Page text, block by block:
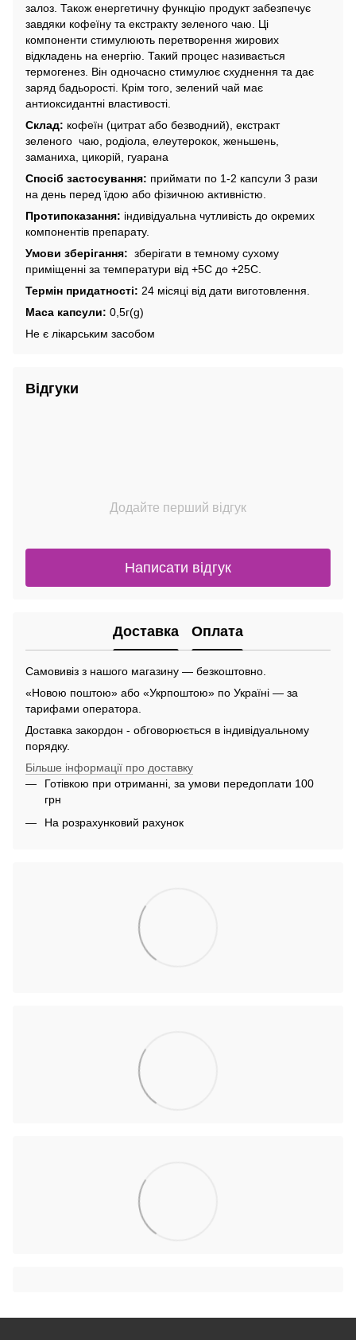
залоз. Також енергетичну функцію продукт забезпечує
завдяки кофеїну та екстракту зеленого чаю. Ці
компоненти стимулюють перетворення жирових
відкладень на енергію. Такий процес називається
термогенез. Він одночасно стимулює схуднення та дає
заряд бадьорості. Крім того, зелений чай має
антиоксидантні властивості.
Склад: кофеїн (цитрат або безводний), екстракт
зеленого чаю, родіола, елеутерокок, женьшень,
заманиха, цикорій, гуарана
Спосіб застосування: приймати по 1-2 капсули 3 рази
на день перед їдою або фізичною активністю.
Протипоказання: індивідуальна чутливість до окремих
компонентів препарату.
Умови зберігання: зберігати в темному сухому
приміщенні за температури від +5С до +25С.
Термін придатності: 24 місяці від дати виготовлення.
Маса капсули: 0,5г(g)
Не є лікарським засобом
Відгуки
Додайте перший відгук
Написати відгук
Доставка Оплата
Самовивіз з нашого магазину — безкоштовно.
«Новою поштою» або «Укрпоштою» по Україні — за
тарифами оператора.
Доставка закордон - обговорюється в індивідуальному
порядку.
Більше інформації про доставку
Готівкою при отриманні, за умови передоплати 100
грн
На розрахунковий рахунок